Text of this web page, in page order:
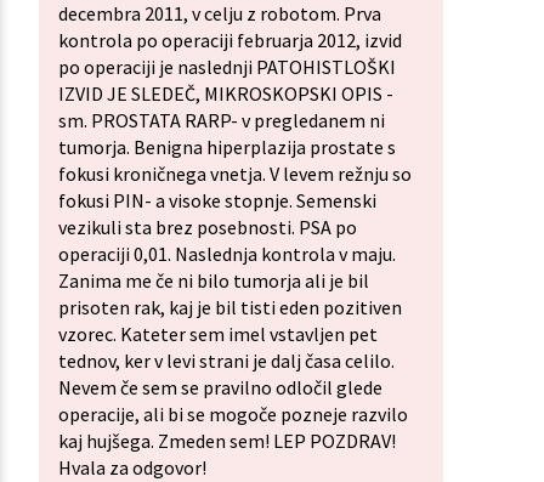
decembra 2011, v celju z robotom. Prva
kontrola po operaciji februarja 2012, izvid
po operaciji je naslednji PATOHISTLOŠKI
IZVID JE SLEDEČ, MIKROSKOPSKI OPIS -
sm. PROSTATA RARP- v pregledanem ni
tumorja. Benigna hiperplazija prostate s
fokusi kroničnega vnetja. V levem režnju so
fokusi PIN- a visoke stopnje. Semenski
vezikuli sta brez posebnosti. PSA po
operaciji 0,01. Naslednja kontrola v maju.
Zanima me če ni bilo tumorja ali je bil
prisoten rak, kaj je bil tisti eden pozitiven
vzorec. Kateter sem imel vstavljen pet
tednov, ker v levi strani je dalj časa celilo.
Nevem če sem se pravilno odločil glede
operacije, ali bi se mogoče pozneje razvilo
kaj hujšega. Zmeden sem! LEP POZDRAV!
Hvala za odgovor!